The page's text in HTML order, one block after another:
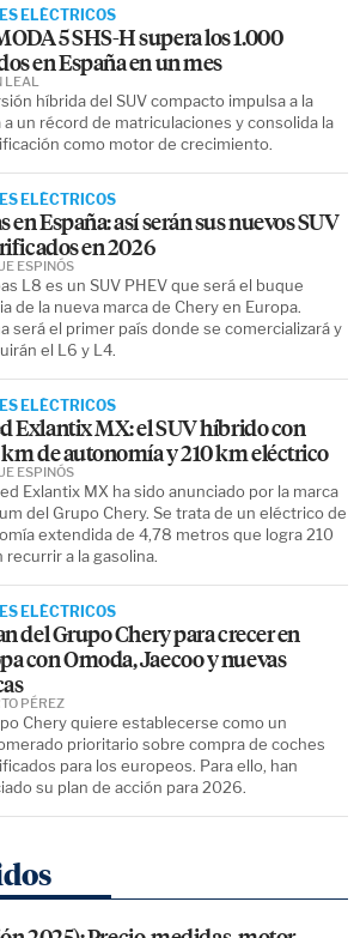
ELÉCTRICOS
5 SHS-H supera los 1.000
en España en un mes
híbrida del SUV compacto impulsa a la
a un récord de matriculaciones y consolida la
como motor de crecimiento.
LEAL
ELÉCTRICOS
en España: así serán sus nuevos SUV
en 2026
L8 es un SUV PHEV que será el buque
de la nueva marca de Chery en Europa.
será el primer país donde se comercializará y
el L6 y L4.
ESPINÓS
ELÉCTRICOS
Exlantix MX: el SUV híbrido con
km de autonomía y 210 km eléctrico
Exlantix MX ha sido anunciado por la marca
del Grupo Chery. Se trata de un eléctrico de
extendida de 4,78 metros que logra 210
recurrir a la gasolina.
ESPINÓS
ELÉCTRICOS
del Grupo Chery para crecer en
con Omoda, Jaecoo y nuevas
Chery quiere establecerse como un
prioritario sobre compra de coches
para los europeos. Para ello, han
su plan de acción para 2026.
PÉREZ